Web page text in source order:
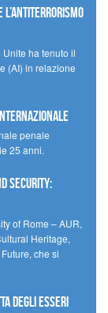
l’antiterrorismo
ha tenuto il
(AI) in relazione
penale
25 anni.
Security:
of Rome – AUR,
Heritage,
che si
degli esseri